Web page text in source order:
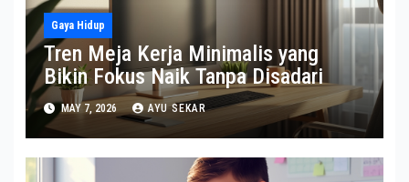
Gaya Hidup
Tren Meja Kerja Minimalis yang
Bikin Fokus Naik Tanpa Disadari
MAY 7, 2026 AYU SEKAR